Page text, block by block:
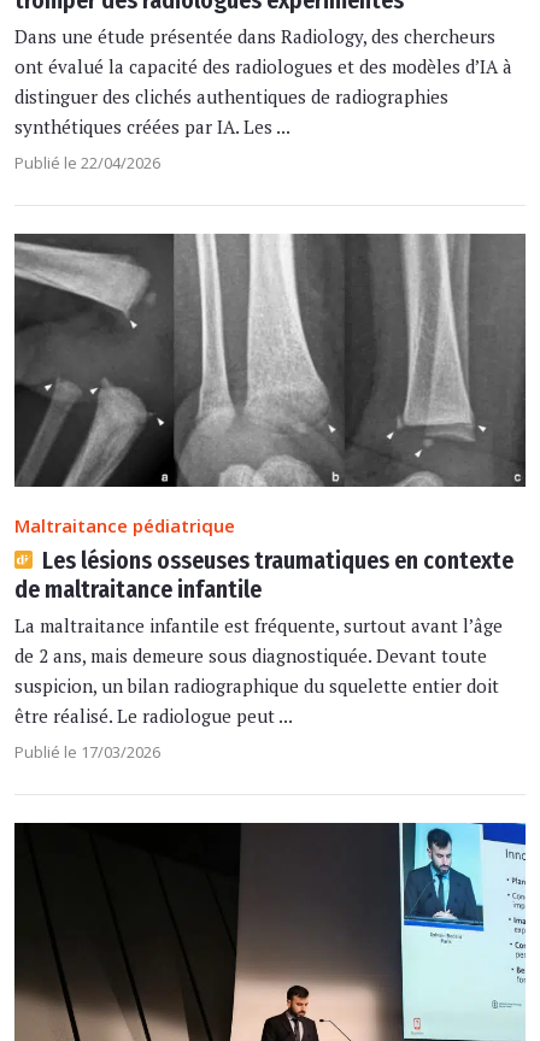
Dans une étude présentée dans Radiology, des chercheurs
ont évalué la capacité des radiologues et des modèles d’IA à
distinguer des clichés authentiques de radiographies
synthétiques créées par IA. Les ...
Publié le 22/04/2026
Maltraitance pédiatrique
Les lésions osseuses traumatiques en contexte
de maltraitance infantile
La maltraitance infantile est fréquente, surtout avant l’âge
de 2 ans, mais demeure sous diagnostiquée. Devant toute
suspicion, un bilan radiographique du squelette entier doit
être réalisé. Le radiologue peut ...
Publié le 17/03/2026